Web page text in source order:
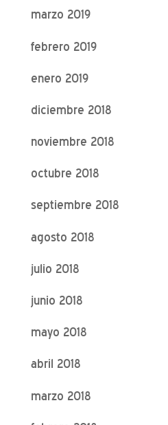
marzo 2019
febrero 2019
enero 2019
diciembre 2018
noviembre 2018
octubre 2018
septiembre 2018
agosto 2018
julio 2018
junio 2018
mayo 2018
abril 2018
marzo 2018